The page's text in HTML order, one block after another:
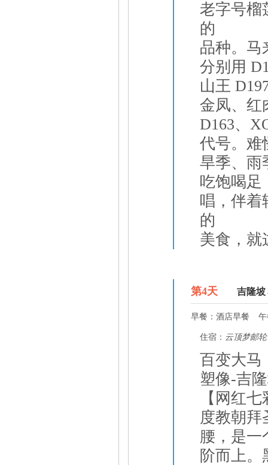
老字号榴
的
品种。马
分别用
山王
金凤、红
D163、
代号。难
旱季、雨
吃饱喝足
唱，伴着
的
美食，
第4天 吉隆
早餐： 酒店早餐
住宿： 云顶梦邮轮
百变大马
塑像-吉
【网红
度教朝拜
腰，是一
阶而上。